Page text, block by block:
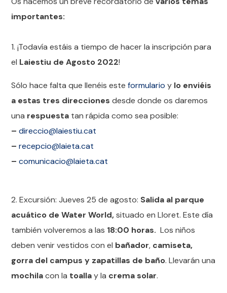
importantes:
1. ¡Todavía estáis a tiempo de hacer la inscripción para
el Laiestiu de Agosto 2022!
Sólo hace falta que llenéis esteformulario y lo enviéis
a estas tres direcciones desde donde os daremos
una respuesta tan rápida como sea posible:
–direccio@laiestiu.cat
–recepcio@laieta.cat
–comunicacio@laieta.cat
2. Excursión: Jueves 25 de agosto: Salida al parque
acuático de Water World,situado en Lloret. Este día
también volveremos a las 18:00 horas. Los niños
deben venir vestidos con el bañador, camiseta,
gorra del campus y zapatillas de baño. Llevarán una
mochilacon la toallay la crema solar.